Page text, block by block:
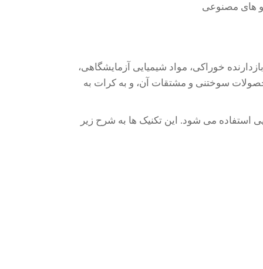
های مصنوعی
خوراکی، مواد شیمیایی آزمایشگاهی،
سوختنی و مشتقات آن، و به کرات به
استفاده می شود. این تکنیک ها به شرح زیر